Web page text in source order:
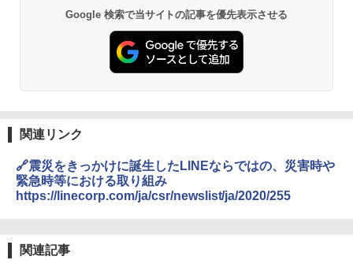
Google 検索で当サイトの記事を優先表示させる
関連リンク
🔗震災をきっかけに誕生したLINEならではの、災害時や
緊急時等における取り組み
https://linecorp.com/ja/csr/newslist/ja/2020/255
関連記事